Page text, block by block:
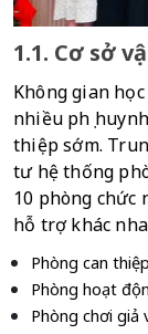
1.1. Cơ sở
Không gian
nhiều phụ
thiệp sớm.
tư hệ thống
10 phòng chức
hỗ trợ khác
Phòng can
Phòng hoạt
Phòng chơi giả